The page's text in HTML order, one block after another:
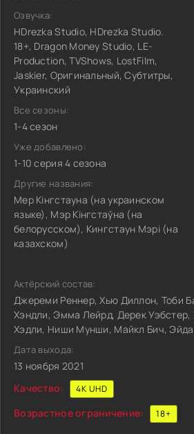
Озвучка:
HDrezka Studio, HDrezka Studio.
18+, Dragon Money Studio, LE-
Production, TVShows, LostFilm,
Jaskier, Оригинальный, Субтитры,
Украинский
Все сезоны:
1-4 сезон
Уже добавлено:
1-10 серия 4 сезона
Другие названия:
Мер Кінгстауна (на украинском
языке), Мэр Кінгстаўна (на
белорусском), Кингстаун Мэрі (на
казахском)
Актёрский состав:
Джереми Реннер, Хью Диллон, Тоби
Хэндли, Эмма Лейрд, Дерек
Хэдли, Ниши Мунши, Майкл Бич,
Дата выхода:
13 ноября 2021
Качество:
4K UHD
Возрастное ограничение: 18+